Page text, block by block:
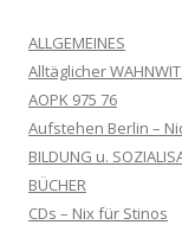
ALLGEMEINES
Alltäglicher
AOPK 975 76
Aufstehen Berlin –
BILDUNG u.
BÜCHER
CDs – Nix für Stinos